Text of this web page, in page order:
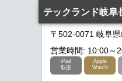
テックランド岐阜
〒502-0071 岐阜
営業時間: 10:00～
iPad
取扱
Apple
Watch